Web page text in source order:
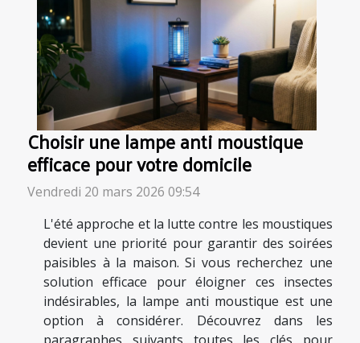
Choisir une lampe anti moustique
efficace pour votre domicile
Vendredi 20 mars 2026 09:54
L'été approche et la lutte contre les moustiques
devient une priorité pour garantir des soirées
paisibles à la maison. Si vous recherchez une
solution efficace pour éloigner ces insectes
indésirables, la lampe anti moustique est une
option à considérer. Découvrez dans les